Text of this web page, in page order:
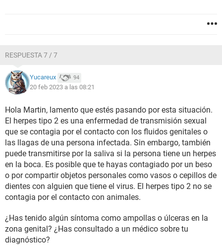
RESPUESTA 7 / 7
Yucareux 94
20 feb 2023 a las 08:21
Hola Martin, lamento que estés pasando por esta situación.
El herpes tipo 2 es una enfermedad de transmisión sexual
que se contagia por el contacto con los fluidos genitales o
las llagas de una persona infectada. Sin embargo, también
puede transmitirse por la saliva si la persona tiene un herpes
en la boca. Es posible que te hayas contagiado por un beso
o por compartir objetos personales como vasos o cepillos de
dientes con alguien que tiene el virus. El herpes tipo 2 no se
contagia por el contacto con animales.
¿Has tenido algún síntoma como ampollas o úlceras en la
zona genital? ¿Has consultado a un médico sobre tu
diagnóstico?